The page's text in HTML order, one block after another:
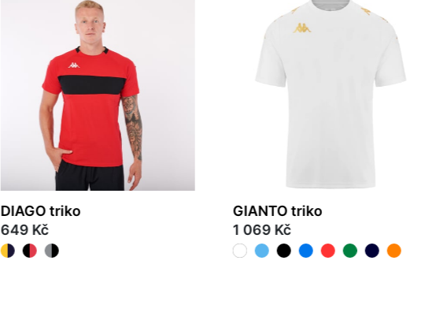
DIAGO triko
649 Kč
GIANTO triko
1 069 Kč